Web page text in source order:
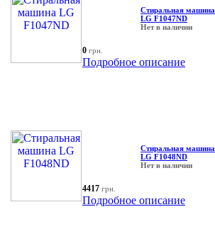
Стиральная машина
LG F1047ND
Нет в наличии
0 грн.
Подробное описание
Стиральная машина
LG F1048ND
Нет в наличии
4417 грн.
Подробное описание